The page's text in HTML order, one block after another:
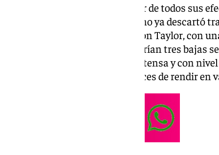
Ibon Navarro no podrá disponer de todos sus
compromiso. El técnico vitoriano ya descartó
Díaz y se le pueden unir Kameron Taylor, con
Barreiro, también por lesión. Serían tres bajas
así, cuenta con una plantilla extensa y con
con jugadores versátiles y capaces de rendir